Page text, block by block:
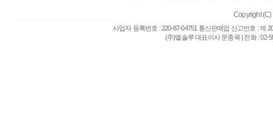
Copyright (C)
사업자 등록번호 : 220-87-04751 통신판매업 신고번호 : 제
(주)엘솔루 대표이사 문종욱 | 전화 : 02-